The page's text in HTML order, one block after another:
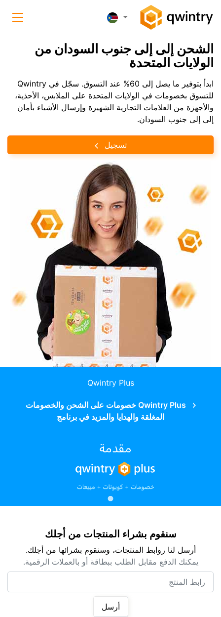
الشحن إلى إلى جنوب السودان من
الولايات المتحدة
ابدأ بتوفير ما يصل إلى 60% عند التسوق. سجّل في Qwintry
للتسوق بخصومات في الولايات المتحدة على الملابس، الأحذية،
والأجهزة من العلامات التجارية الشهيرة وإرسال الأشياء بأمان
إلى إلى جنوب السودان.
تسجيل
Qwintry Plus
Qwintry Plus خصومات على الشحن والخصومات
المغلقة والهدايا والمزيد في برنامج
سنقوم بشراء المنتجات من أجلك
أرسل لنا روابط المنتجات، وسنقوم بشرائها من أجلك.
يمكنك الدفع مقابل الطلب ببطاقة أو بالعملات الرقمية.
أرسل